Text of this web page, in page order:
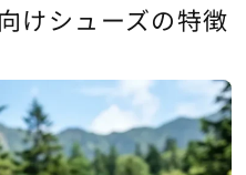
けシューズの特徴